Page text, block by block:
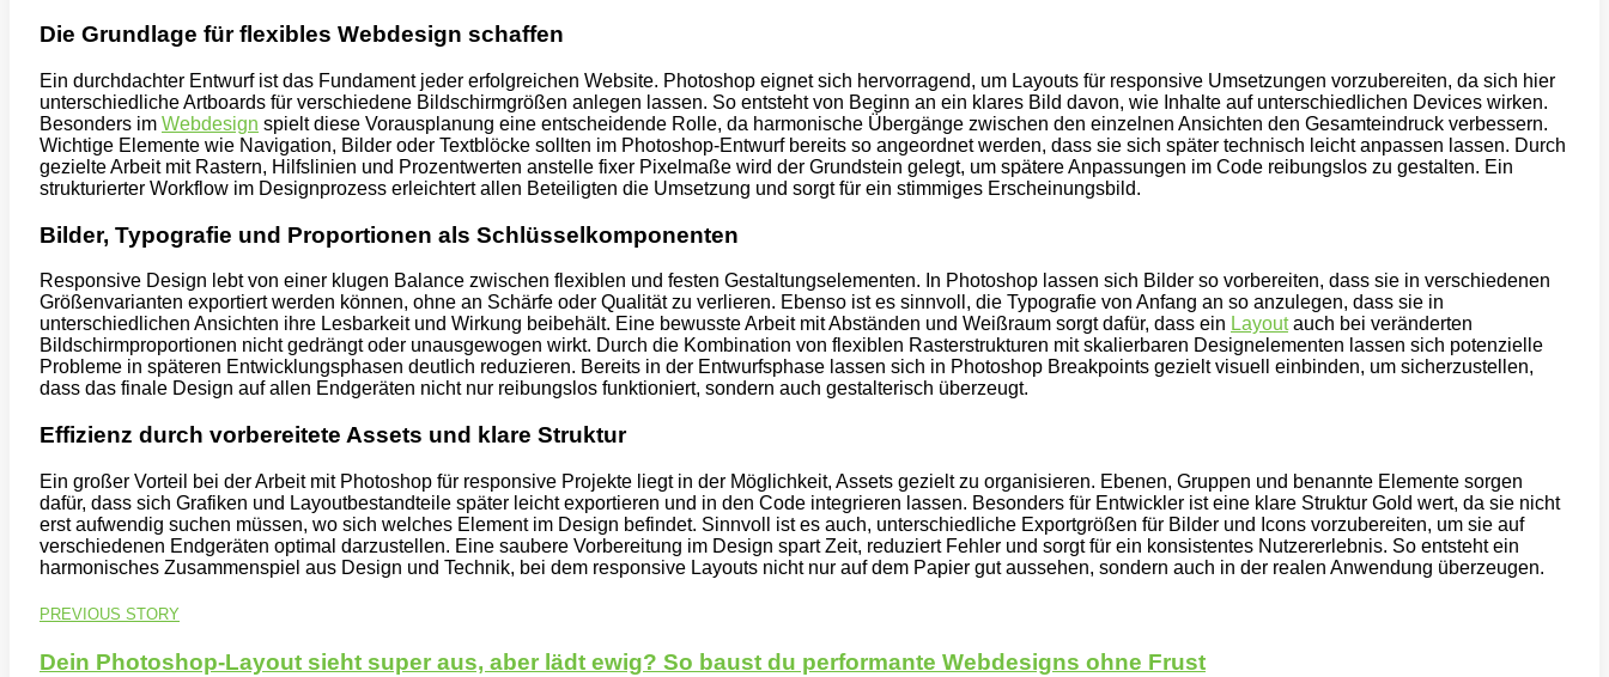
Die Grundlage für flexibles Webdesign schaffen
Ein durchdachter Entwurf ist das Fundament jeder erfolgreichen Website. Photoshop eignet sich hervorragend, um Layouts für responsive Umsetzungen vorzubereiten, da sich hier
unterschiedliche Artboards für verschiedene Bildschirmgrößen anlegen lassen. So entsteht von Beginn an ein klares Bild davon, wie Inhalte auf unterschiedlichen Devices wirken.
Besonders im Webdesign spielt diese Vorausplanung eine entscheidende Rolle, da harmonische Übergänge zwischen den einzelnen Ansichten den Gesamteindruck verbessern.
Wichtige Elemente wie Navigation, Bilder oder Textblöcke sollten im Photoshop-Entwurf bereits so angeordnet werden, dass sie sich später technisch leicht anpassen lassen. Durch
gezielte Arbeit mit Rastern, Hilfslinien und Prozentwerten anstelle fixer Pixelmaße wird der Grundstein gelegt, um spätere Anpassungen im Code reibungslos zu gestalten. Ein
strukturierter Workflow im Designprozess erleichtert allen Beteiligten die Umsetzung und sorgt für ein stimmiges Erscheinungsbild.
Bilder, Typografie und Proportionen als Schlüsselkomponenten
Responsive Design lebt von einer klugen Balance zwischen flexiblen und festen Gestaltungselementen. In Photoshop lassen sich Bilder so vorbereiten, dass sie in verschiedenen
Größenvarianten exportiert werden können, ohne an Schärfe oder Qualität zu verlieren. Ebenso ist es sinnvoll, die Typografie von Anfang an so anzulegen, dass sie in
unterschiedlichen Ansichten ihre Lesbarkeit und Wirkung beibehält. Eine bewusste Arbeit mit Abständen und Weißraum sorgt dafür, dass ein Layoutauch bei veränderten
Bildschirmproportionen nicht gedrängt oder unausgewogen wirkt. Durch die Kombination von flexiblen Rasterstrukturen mit skalierbaren Designelementen lassen sich potenzielle
Probleme in späteren Entwicklungsphasen deutlich reduzieren. Bereits in der Entwurfsphase lassen sich in Photoshop Breakpoints gezielt visuell einbinden, um sicherzustellen,
dass das finale Design auf allen Endgeräten nicht nur reibungslos funktioniert, sondern auch gestalterisch überzeugt.
Effizienz durch vorbereitete Assets und klare Struktur
Ein großer Vorteil bei der Arbeit mit Photoshop für responsive Projekte liegt in der Möglichkeit, Assets gezielt zu organisieren. Ebenen, Gruppen und benannte Elemente sorgen
dafür, dass sich Grafiken und Layoutbestandteile später leicht exportieren und in den Code integrieren lassen. Besonders für Entwickler ist eine klare Struktur Gold wert, da sie nicht
erst aufwendig suchen müssen, wo sich welches Element im Design befindet. Sinnvoll ist es auch, unterschiedliche Exportgrößen für Bilder und Icons vorzubereiten, um sie auf
verschiedenen Endgeräten optimal darzustellen. Eine saubere Vorbereitung im Design spart Zeit, reduziert Fehler und sorgt für ein konsistentes Nutzererlebnis. So entsteht ein
harmonisches Zusammenspiel aus Design und Technik, bei dem responsive Layouts nicht nur auf dem Papier gut aussehen, sondern auch in der realen Anwendung überzeugen.
PREVIOUS STORY
Dein Photoshop-Layout sieht super aus, aber lädt ewig? So baust du performante Webdesigns ohne Frust